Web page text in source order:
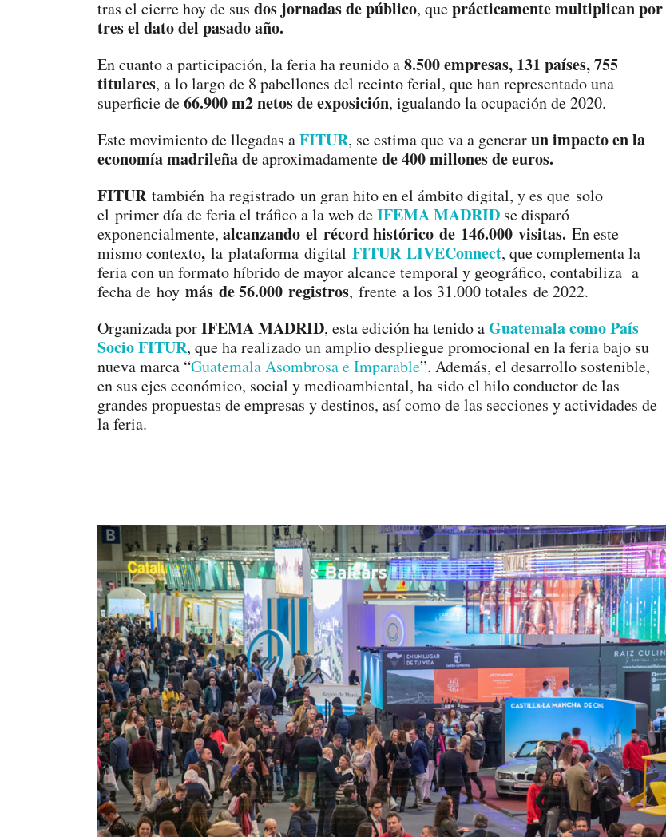
tras el cierre hoy de sus dos jornadas de público, queprácticamente multiplican por
tres el dato del pasado año.
En cuanto a participación, la feria ha reunido a8.500 empresas, 131 países, 755
titulares, a lo largo de 8 pabellones del recinto ferial, que han representado una
superficie de66.900 m2 netos de exposición, igualando la ocupación de 2020.
Este movimiento de llegadas aFITUR, se estima que va a generarun impacto en la
economía madrileña deaproximadamentede 400 millones de euros.
FITURtambién ha registrado un gran hito en el ámbito digital, y es que solo
el primer día de feria el tráfico a la web deIFEMA MADRID se disparó
exponencialmente, alcanzando el récord histórico de 146.000 visitas. En este
mismo contexto, la plataforma digital FITUR LIVEConnect, que complementa la
feria con un formato híbrido de mayor alcance temporal y geográfico, contabiliza a
fecha de hoy más de 56.000 registros, frente a los 31.000 totales de 2022.
Organizada porIFEMA MADRID, esta edición ha tenido aGuatemala como País
SocioFITUR, que ha realizado un amplio despliegue promocional en la feria bajo su
nueva marca “Guatemala Asombrosa e Imparable”. Además, el desarrollo sostenible,
en sus ejes económico, social y medioambiental, ha sido el hilo conductor de las
grandes propuestas de empresas y destinos, así como de las secciones y actividades de
la feria.